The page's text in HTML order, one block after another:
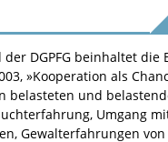
der DGPFG beinhaltet die
»Kooperation als
belasteten und
Umgang
Gewalterfahrungen von